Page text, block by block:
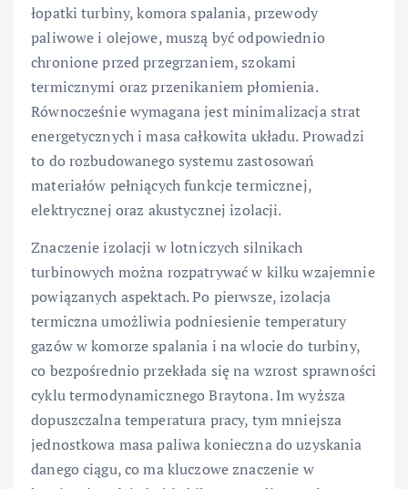
łopatki turbiny, komora spalania, przewody
paliwowe i olejowe, muszą być odpowiednio
chronione przed przegrzaniem, szokami
termicznymi oraz przenikaniem płomienia.
Równocześnie wymagana jest minimalizacja strat
energetycznych i masa całkowita układu. Prowadzi
to do rozbudowanego systemu zastosowań
materiałów pełniących funkcje termicznej,
elektrycznej oraz akustycznej izolacji.
Znaczenie izolacji w lotniczych silnikach
turbinowych można rozpatrywać w kilku wzajemnie
powiązanych aspektach. Po pierwsze, izolacja
termiczna umożliwia podniesienie temperatury
gazów w komorze spalania i na wlocie do turbiny,
co bezpośrednio przekłada się na wzrost sprawności
cyklu termodynamicznego Braytona. Im wyższa
dopuszczalna temperatura pracy, tym mniejsza
jednostkowa masa paliwa konieczna do uzyskania
danego ciągu, co ma kluczowe znaczenie w